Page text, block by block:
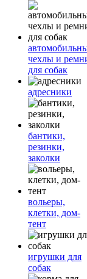
чехлы и
для собак
адресники
бантики,
резинки,
заколки
вольеры,
клетки, дом-
тент
игрушки для
собак